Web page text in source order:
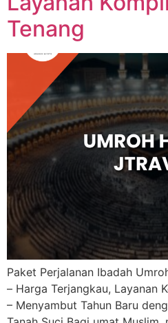
Tenang
Paket Perjalanan Ibadah
– Harga Terjangkau, Layanan
– Menyambut Tahun Baru